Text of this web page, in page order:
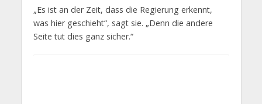
„Es ist an der Zeit, dass die Regierung erkennt,
was hier geschieht“, sagt sie. „Denn die andere
Seite tut dies ganz sicher.“